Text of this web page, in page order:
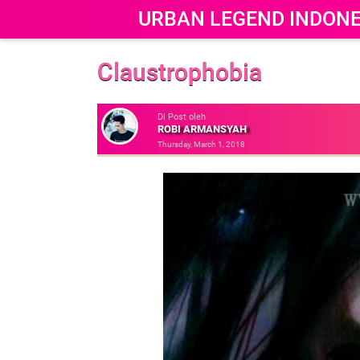
URBAN LEGEND
Claustrophobia
Di Post oleh
ROBI ARMANSYAH
Thursday, March 1, 2018